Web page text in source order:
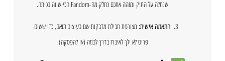
שנתלה על התיק ומזהה אתכם כחלק מה-Fandom הכי שווה בכיתה.
התאמה אישית: מצורפת חבילת מדבקות שם בעיצוב תואם, כדי ששום
פריט לא ילך לאיבוד בדרך לבמה (או להפסקה).